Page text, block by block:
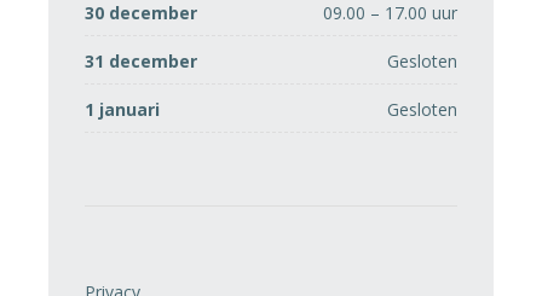
30 december 09.00 – 17.00 uur
31 december Gesloten
1 januari Gesloten